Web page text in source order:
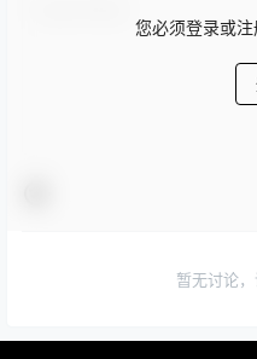
您必须登录或
暂无讨论